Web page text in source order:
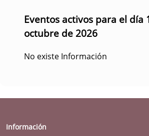
Eventos activos para el día
octubre de 2026
No existe Información
Información